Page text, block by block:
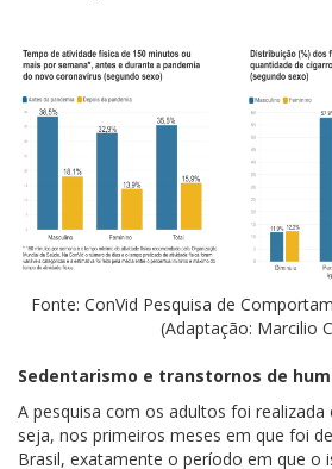
Fonte: ConVid Pesquisa de
(Adaptação: Marcilio
Sedentarismo e transtornos de
A pesquisa com os adultos foi
seja, nos primeiros meses em que foi
Brasil, exatamente o período em que o